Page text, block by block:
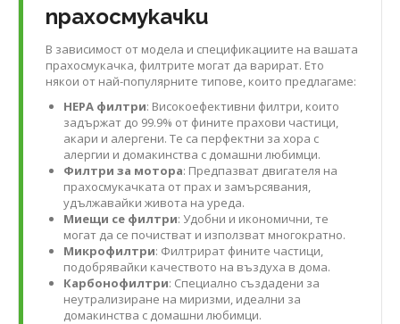
прахосмукачки
В зависимост от модела и спецификациите на вашата
прахосмукачка, филтрите могат да варират. Ето
някои от най-популярните типове, които предлагаме:
HEPA филтри: Високоефективни филтри, които
задържат до 99.9% от фините прахови частици,
акари и алергени. Те са перфектни за хора с
алергии и домакинства с домашни любимци.
Филтри за мотора: Предпазват двигателя на
прахосмукачката от прах и замърсявания,
удължавайки живота на уреда.
Миещи се филтри: Удобни и икономични, те
могат да се почистват и използват многократно.
Микрофилтри: Филтрират фините частици,
подобрявайки качеството на въздуха в дома.
Карбонофилтри: Специално създадени за
неутрализиране на миризми, идеални за
домакинства с домашни любимци.